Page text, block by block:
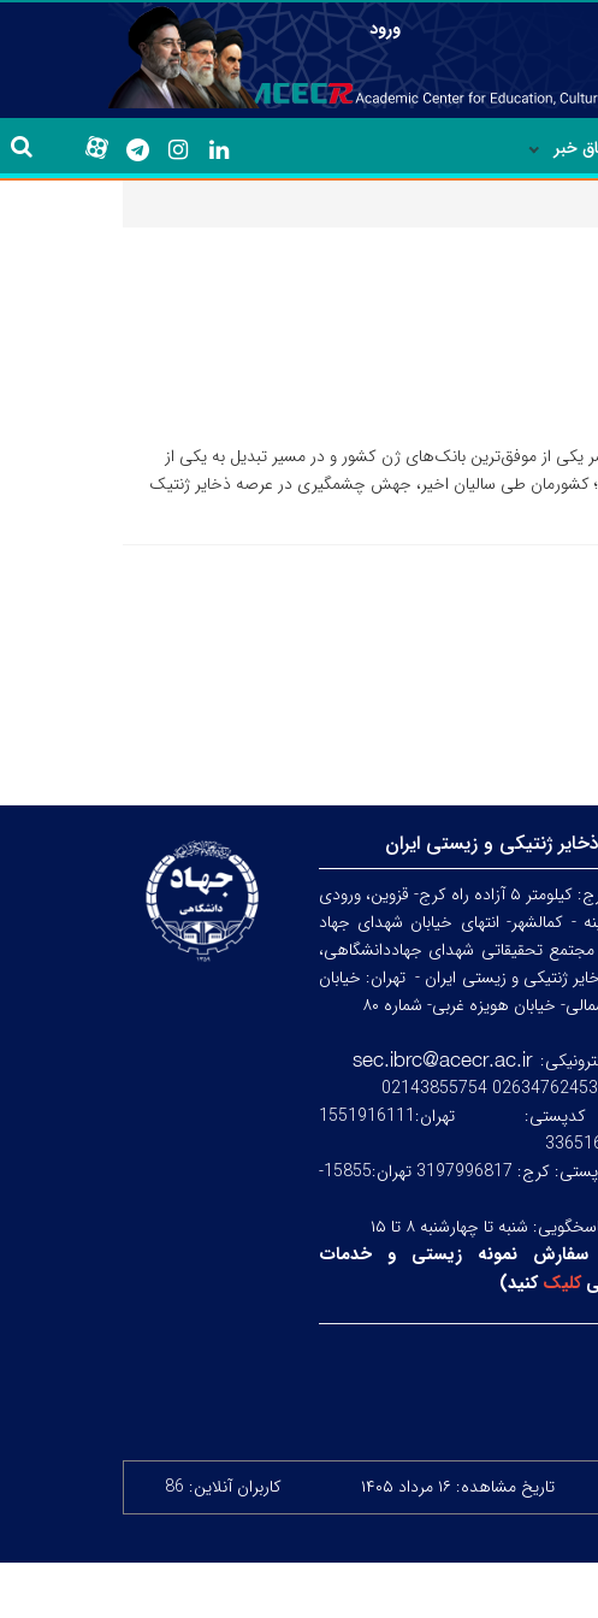
ورود
خبر
یکی از موفق‌ترین بانک‌های ژن کشور و در مسیر تبدیل به یکی از
کشورمان طی سالیان اخیر، جهش چشمگیری در عرصه ذخایر ژنتیک
ژنتیکی و زیستی ایران
کرج: کیلومتر ۵ آزاده راه کرج- قزوین، ورودی
- کمالشهر- انتهای خیابان شهدای جهاد
تحقیقاتی شهدای جهاددانشگاهی،
ژنتیکی و زیستی ایران - تهران: خیابان
خیابان هویزه غربی- شماره ۸۰
02634762453 02143855754
کدپستی:
تهران:1551916111
کرج: 3197996817 تهران:15855-
شنبه تا چهارشنبه ۸ تا ۱۵
سفارش نمونه زیستی و خدمات
کلیککنید)
تاریخ مشاهده: ۱۶ مرداد ۱۴۰۵ کاربران آنلاین: 86